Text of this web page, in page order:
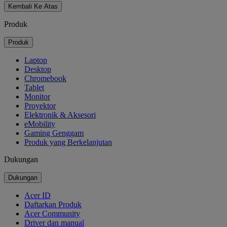
Kembali Ke Atas
Produk
Produk
Laptop
Desktop
Chromebook
Tablet
Monitor
Proyektor
Elektronik & Aksesori
eMobility
Gaming Genggam
Produk yang Berkelanjutan
Dukungan
Dukungan
Acer ID
Daftarkan Produk
Acer Community
Driver dan manual